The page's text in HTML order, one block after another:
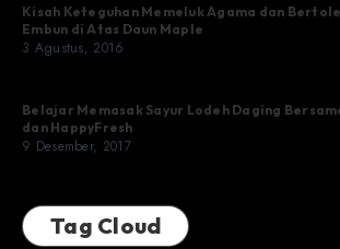
Kisah Keteguhan Memeluk Agama dan
Embun di Atas Daun Maple
3 Agustus, 2016
Belajar Memasak Sayur Lodeh Daging
dan HappyFresh
9 Desember, 2017
Tag Cloud